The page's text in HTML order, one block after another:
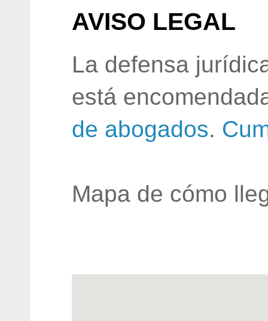
AVISO LEGAL
La defensa
está
de abogados.
Mapa de cómo